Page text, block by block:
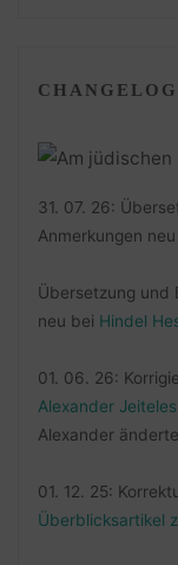
CHANGELOG
31. 07. 26:
Anmerkungen
Übersetzung und
neu bei Hindel
01. 06. 26:
Alexander Jeiteles
Alexander
01. 12. 25:
Überblicksartikel